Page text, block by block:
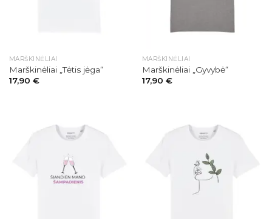
MARŠKINĖLIAI
Marškinėliai „Tėtis jėga“
17,90 €
MARŠKINĖLIAI
Marškinėliai „Gyvybė“
17,90 €